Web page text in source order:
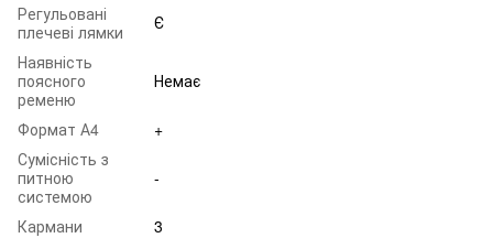
Регульовані
плечеві лямки
Є
Наявність
поясного
ременю
Немає
Формат А4
+
Сумісність з
питною
системою
-
Кармани
3